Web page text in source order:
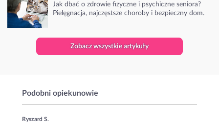
Jak dbać o zdrowie fizyczne i psychiczne seniora?
Pielęgnacja, najczęstsze choroby i bezpieczny dom.
Zobacz wszystkie artykuły
Podobni opiekunowie
Ryszard S.